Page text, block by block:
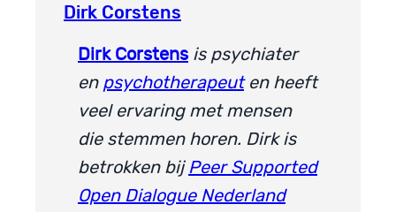
Dirk Corstens
Dirk Corstens is psychiater
en psychotherapeuten heeft
veel ervaring met mensen
die stemmen horen. Dirk is
betrokken bij Peer Supported
Open Dialogue Nederland